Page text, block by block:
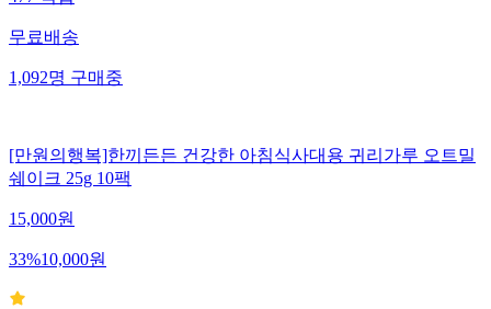
무료배송
1,092명구매중
[만원의행복]한끼든든 건강한 아침식사대용 귀리가루 오트밀
쉐이크 25g 10팩
15,000원
33%10,000원